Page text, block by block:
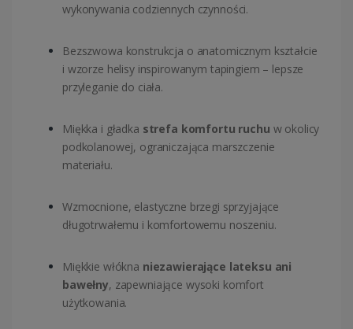
wykonywania codziennych czynności.
Bezszwowa konstrukcja o anatomicznym kształcie
i wzorze helisy inspirowanym tapingiem – lepsze
przyleganie do ciała.
Miękka i gładka strefa komfortu ruchu w okolicy
podkolanowej, ograniczająca marszczenie
materiału.
Wzmocnione, elastyczne brzegi sprzyjające
długotrwałemu i komfortowemu noszeniu.
Miękkie włókna niezawierające lateksu ani
bawełny, zapewniające wysoki komfort
użytkowania.